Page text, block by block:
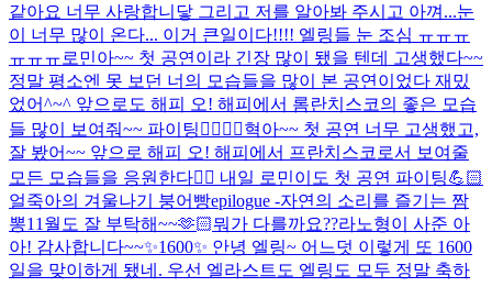
같아요 너무 사랑합니닿 그리고 저를 알아봐 주시고 아껴...눈
이 너무 많이 온다... 이거 큰일이다!!!! 엘링들 눈 조심 ㅠㅠㅠ
ㅠㅠㅠ로민아~~ 첫 공연이라 긴장 많이 됐을 텐데 고생했다~~
정말 평소엔 못 보던 너의 모습들을 많이 본 공연이었다 재밌
었어^~^ 앞으로도 해피 오! 해피에서 롬란치스코의 좋은 모습
들 많이 보여줘~~ 파이팅👍🏻👍🏻혁아~~ 첫 공연 너무 고생했고,
잘 봤어~~ 앞으로 해피 오! 해피에서 프란치스코로서 보여줄
모든 모습들을 응원한다👍🏻 내일 로민이도 첫 공연 파이팅💪🏻
얼죽아의 겨울나기 붕어빵epilogue -자연의 소리를 즐기는 짬
뽕11월도 잘 부탁해~~🫶🏻뭐가 다를까요??라노형이 사준 아
아! 감사합니다~~✨1600✨ 안녕 엘링~ 어느덧 이렇게 또 1600
일을 맞이하게 됐네. 우선 엘라스트도 엘링도 모두 정말 축하